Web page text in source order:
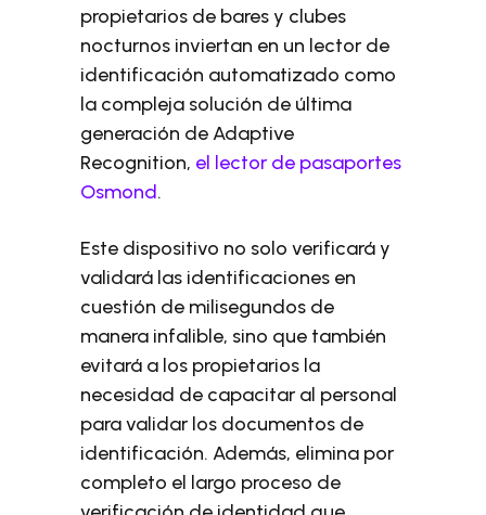
propietarios de bares y clubes
nocturnos inviertan en un lector de
identificación automatizado como
la compleja solución de última
generación de Adaptive
Recognition, el lector de pasaportes
Osmond.
Este dispositivo no solo verificará y
validará las identificaciones en
cuestión de milisegundos de
manera infalible, sino que también
evitará a los propietarios la
necesidad de capacitar al personal
para validar los documentos de
identificación. Además, elimina por
completo el largo proceso de